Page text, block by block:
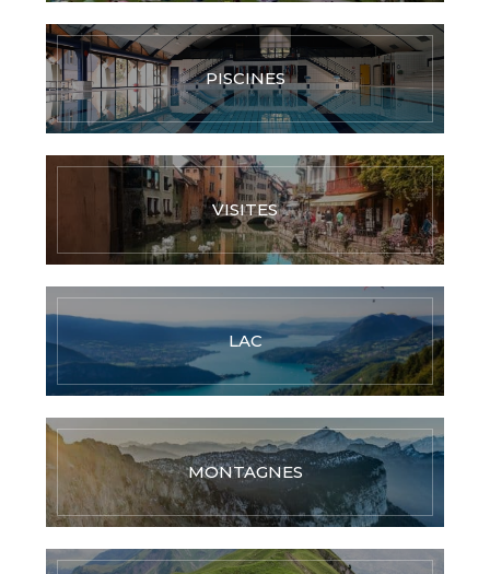
PISCINES
VISITES
LAC
MONTAGNES